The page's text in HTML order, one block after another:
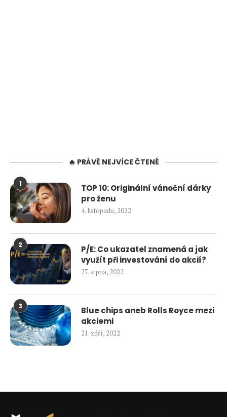
🔥 PRÁVĚ NEJVÍCE ČTENÉ
1
TOP 10: Originální vánoční dárky
pro ženu
4. listopadu, 2022
2
P/E: Co ukazatel znamená a jak
využít při investování do akcií?
27. srpna, 2022
3
Blue chips aneb Rolls Royce mezi
akciemi
21. září, 2022